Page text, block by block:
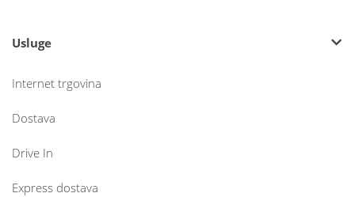
Usluge
Internet trgovina
Dostava
Drive In
Express dostava